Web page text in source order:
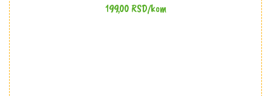
199,00RSD/kom